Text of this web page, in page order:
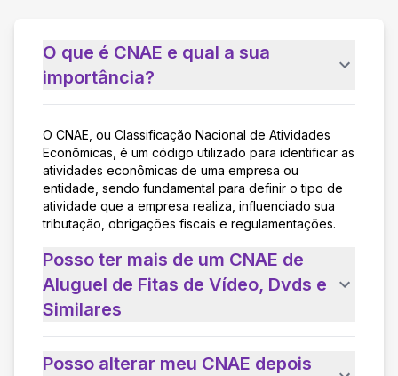
O que é CNAE e qual a sua
importância?
O CNAE, ou Classificação Nacional de Atividades
Econômicas, é um código utilizado para identificar as
atividades econômicas de uma empresa ou
entidade, sendo fundamental para definir o tipo de
atividade que a empresa realiza, influenciado sua
tributação, obrigações fiscais e regulamentações.
Posso ter mais de um CNAE de
Aluguel de Fitas de Vídeo, Dvds e
Similares
Posso alterar meu CNAE depois